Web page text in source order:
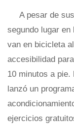
A pesar de
segundo lugar
van en bicicleta
accesibilidad
10 minutos a
lanzó un
ejercicios